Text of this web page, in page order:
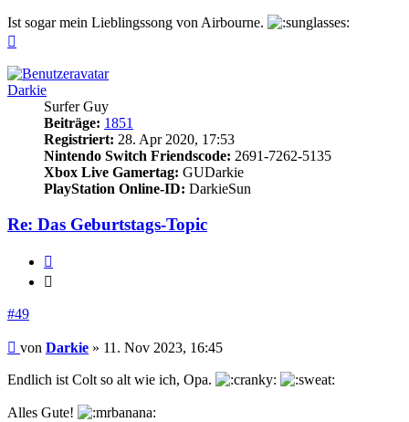
Ist sogar mein Lieblingssong von Airbourne.
Darkie
Surfer Guy
Beiträge: 1851
Registriert: 28. Apr 2020, 17:53
Nintendo Switch Friendscode: 2691-7262-5135
Xbox Live Gamertag: GUDarkie
PlayStation Online-ID: DarkieSun
Re: Das Geburtstags-Topic
#49
Beitrag
von Darkie » 11. Nov 2023, 16:45
Endlich ist Colt so alt wie ich, Opa.
Alles Gute!